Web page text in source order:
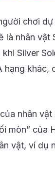
chơi dự
là nhân vật
Silver
hạng khác,
nhân
mòn” của
vật, ví dụ